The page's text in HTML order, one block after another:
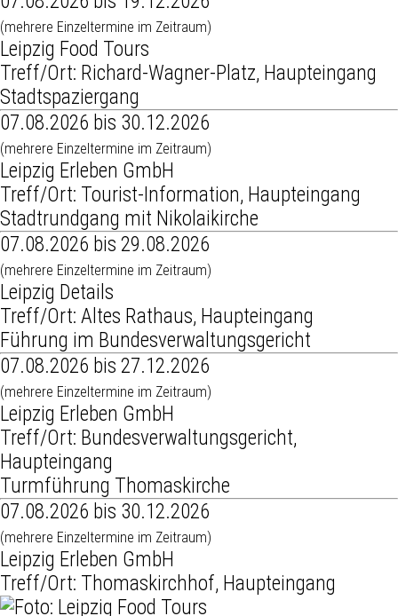
(mehrere Einzeltermine im Zeitraum)
Leipzig Food Tours
Treff/Ort: Richard-Wagner-Platz, Haupteingang
Stadtspaziergang
07.08.2026 bis 30.12.2026
(mehrere Einzeltermine im Zeitraum)
Leipzig Erleben GmbH
Treff/Ort: Tourist-Information, Haupteingang
Stadtrundgang mit Nikolaikirche
07.08.2026 bis 29.08.2026
(mehrere Einzeltermine im Zeitraum)
Leipzig Details
Treff/Ort: Altes Rathaus, Haupteingang
Führung im Bundesverwaltungsgericht
07.08.2026 bis 27.12.2026
(mehrere Einzeltermine im Zeitraum)
Leipzig Erleben GmbH
Treff/Ort: Bundesverwaltungsgericht,
Haupteingang
Turmführung Thomaskirche
07.08.2026 bis 30.12.2026
(mehrere Einzeltermine im Zeitraum)
Leipzig Erleben GmbH
Treff/Ort: Thomaskirchhof, Haupteingang